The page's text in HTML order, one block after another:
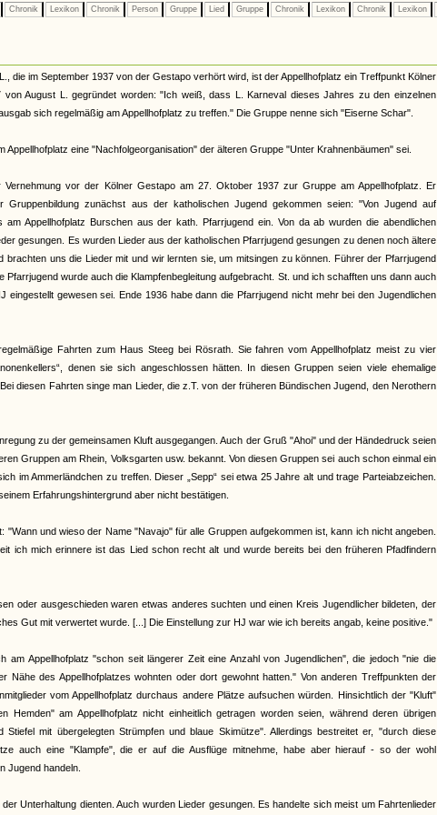
Chronik Lexikon Chronik Person Gruppe Lied Gruppe Chronik Lexikon Chronik Lexikon
die im September 1937 von der Gestapo verhört wird, ist der Appellhofplatz ein Treffpunkt Kölner
von August L. gegründet worden: "Ich weiß, dass L. Karneval dieses Jahres zu den einzelnen
sich regelmäßig am Appellhofplatz zu treffen." Die Gruppe nenne sich "Eiserne Schar".
eine "Nachfolgeorganisation" der älteren Gruppe "Unter Krahnenbäumen" sei.
vor der Kölner Gestapo am 27. Oktober 1937 zur Gruppe am Appellhofplatz. Er
Gruppenbildung zunächst aus der katholischen Jugend gekommen seien: "Von Jugend auf
Appellhofplatz Burschen aus der kath. Pfarrjugend ein. Von da ab wurden die abendlichen
gesungen. Es wurden Lieder aus der katholischen Pfarrjugend gesungen zu denen noch ältere
uns die Lieder mit und wir lernten sie, um mitsingen zu können. Führer der Pfarrjugend
wurde auch die Klampfenbegleitung aufgebracht. St. und ich schafften uns dann auch
gewesen sei. Ende 1936 habe dann die Pfarrjugend nicht mehr bei den Jugendlichen
Fahrten zum Haus Steeg bei Rösrath. Sie fahren vom Appellhofplatz meist zu vier
denen sie sich angeschlossen hätten. In diesen Gruppen seien viele ehemalige
diesen Fahrten singe man Lieder, die z.T. von der früheren Bündischen Jugend, den Nerothern
zu der gemeinsamen Kluft ausgegangen. Auch der Gruß "Ahoi" und der Händedruck seien
Gruppen am Rhein, Volksgarten usw. bekannt. Von diesen Gruppen sei auch schon einmal ein
im Ammerländchen zu treffen. Dieser „Sepp“ sei etwa 25 Jahre alt und trage Parteiabzeichen.
Erfahrungshintergrund aber nicht bestätigen.
und wieso der Name "Navajo" für alle Gruppen aufgekommen ist, kann ich nicht angeben.
ich mich erinnere ist das Lied schon recht alt und wurde bereits bei den früheren Pfadfindern
oder ausgeschieden waren etwas anderes suchten und einen Kreis Jugendlicher bildeten, der
Gut mit verwertet wurde. [...] Die Einstellung zur HJ war wie ich bereits angab, keine positive."
Appellhofplatz "schon seit längerer Zeit eine Anzahl von Jugendlichen", die jedoch "nie die
des Appellhofplatzes wohnten oder dort gewohnt hatten." Von anderen Treffpunkten der
vom Appellhofplatz durchaus andere Plätze aufsuchen würden. Hinsichtlich der "Kluft"
am Appellhofplatz nicht einheitlich getragen worden seien, während deren übrigen
mit übergelegten Strümpfen und blaue Skimütze". Allerdings bestreitet er, "durch diese
auch eine "Klampfe", die er auf die Ausflüge mitnehme, habe aber hierauf - so der wohl
Jugend handeln.
Unterhaltung dienten. Auch wurden Lieder gesungen. Es handelte sich meist um Fahrtenlieder